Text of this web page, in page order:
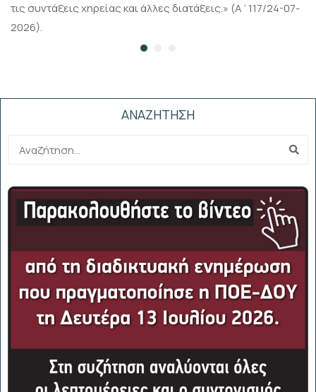
τις συντάξεις χηρείας και άλλες διατάξεις.» (Α΄117/24-07-
2026).
ΑΝΑΖΗΤΗΣΗ